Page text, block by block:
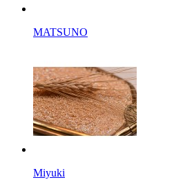
MATSUNO
Miyuki